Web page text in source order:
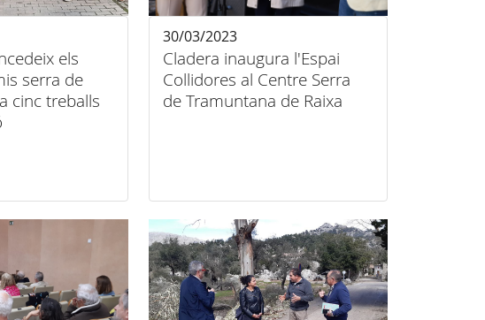
els
serra de
cinc treballs
Cladera inaugura l'Espai
Collidores al Centre Serra
de Tramuntana de Raixa
30/03/2023